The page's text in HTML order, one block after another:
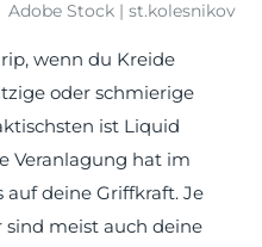
Adobe Stock | st.kolesnikov
wenn du Kreide
oder schmierige
ist Liquid
Veranlagung hat im
auf deine Griffkraft. Je
meist auch deine